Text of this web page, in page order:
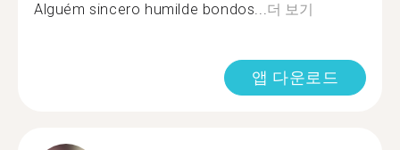
Alguém sincero humilde bondos...더 보기
앱 다운로드